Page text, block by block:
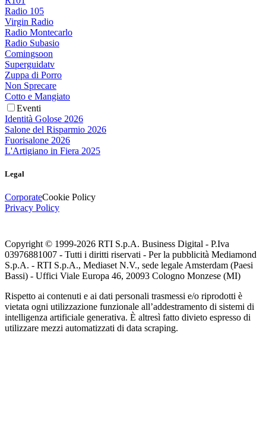
Radio 105
Virgin Radio
Radio Montecarlo
Radio Subasio
Comingsoon
Superguidatv
Zuppa di Porro
Non Sprecare
Cotto e Mangiato
Eventi
Identità Golose 2026
Salone del Risparmio 2026
Fuorisalone 2026
L'Artigiano in Fiera 2025
Legal
CorporateCookie Policy
Privacy Policy
Copyright © 1999-2026 RTI S.p.A. Business Digital - P.Iva
03976881007 - Tutti i diritti riservati - Per la pubblicità Mediamond
S.p.A. - RTI S.p.A., Mediaset N.V., sede legale Amsterdam (Paesi
Bassi) - Uffici Viale Europa 46, 20093 Cologno Monzese (MI)
Rispetto ai contenuti e ai dati personali trasmessi e/o riprodotti è
vietata ogni utilizzazione funzionale all’addestramento di sistemi di
intelligenza artificiale generativa. È altresì fatto divieto espresso di
utilizzare mezzi automatizzati di data scraping.